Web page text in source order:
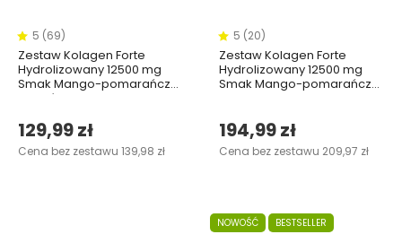
5 (69)
Zestaw Kolagen Forte
Hydrolizowany 12500 mg
Smak Mango-pomarańcza
w dwóch opakowaniach
129,99 zł
Cena bez zestawu 139,98 zł
5 (20)
Zestaw Kolagen Forte
Hydrolizowany 12500 mg
Smak Mango-pomarańcza
194,99 zł
Cena bez zestawu 209,97 zł
NOWOŚĆ BESTSELLER